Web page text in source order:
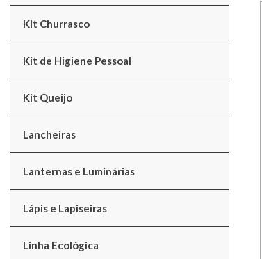
Kit Churrasco
Kit de Higiene Pessoal
Kit Queijo
Lancheiras
Lanternas e Luminárias
Lápis e Lapiseiras
Linha Ecológica